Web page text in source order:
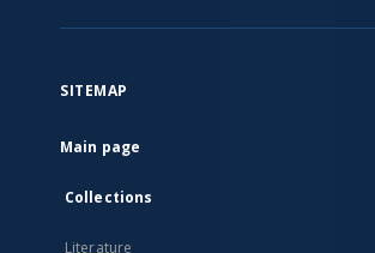
SITEMAP
Main page
Collections
Literature